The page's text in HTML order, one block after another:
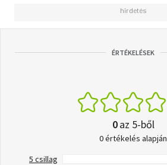
ÉRTÉKELÉSEK
0az 5-ből
0 értékelés alapján
5 csillag